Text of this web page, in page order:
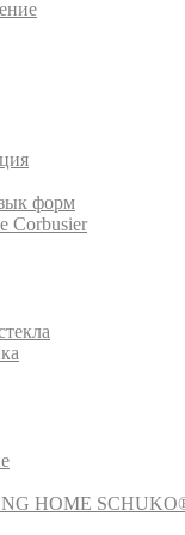
форм
Corbusier
HOME